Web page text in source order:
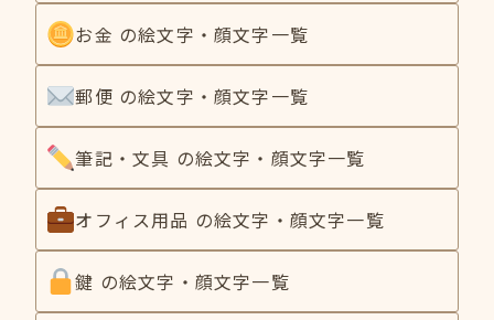
お金 の絵文字・顔文字一覧
郵便 の絵文字・顔文字一覧
筆記・文具 の絵文字・顔文字一覧
オフィス用品 の絵文字・顔文字一覧
鍵 の絵文字・顔文字一覧